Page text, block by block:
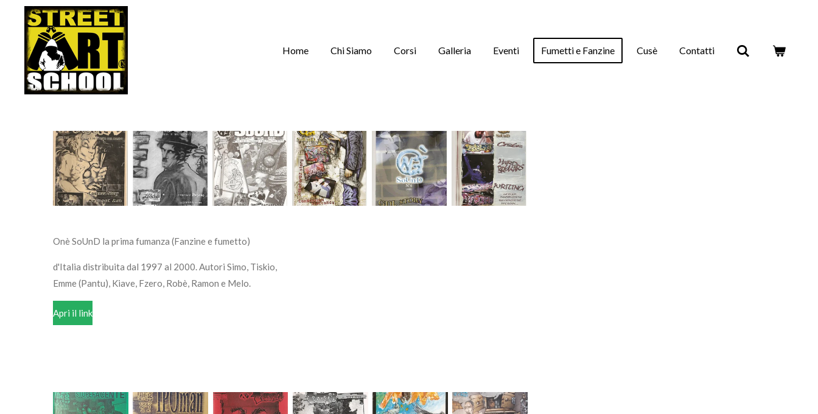
contenuto
principale
Home Chi Siamo Corsi Galleria Eventi Fumetti e Fanzine Cusè Contatti
Onè SoUnD la prima fumanza (Fanzine e fumetto)
d'Italia distribuita dal 1997 al 2000. Autori Simo, Tiskio,
Emme (Pantu), Kiave, Fzero, Robè, Ramon e Melo.
Apri il link